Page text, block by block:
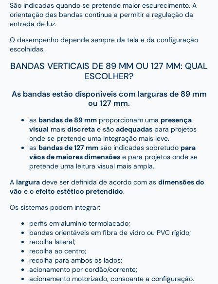
São indicadas quando se pretende maior escurecimento. A
orientação das bandas continua a permitir a regulação da
entrada de luz.
O desempenho depende sempre da tela e da configuração
escolhidas.
BANDAS VERTICAIS DE 89 MM OU 127 MM: QUAL
ESCOLHER?
As bandas estão disponíveis com larguras de 89 mm
ou 127 mm.
as bandas de 89 mm proporcionam uma presença
visual mais discreta e são adequadas para projetos
onde se pretende uma integração mais leve.
as bandas de 127 mm são indicadas sobretudo para
vãos de maiores dimensões e para projetos onde se
pretende uma leitura visual mais ampla.
A largura deve ser definida de acordo com as dimensões do
vão e o efeito estético pretendido.
Os sistemas podem integrar:
perfis em alumínio termolacado;
bandas orientáveis em fibra de vidro ou PVC rígido;
recolha lateral;
recolha ao centro;
recolha para ambos os lados;
acionamento por cordão/corrente;
acionamento motorizado, consoante a configuração.